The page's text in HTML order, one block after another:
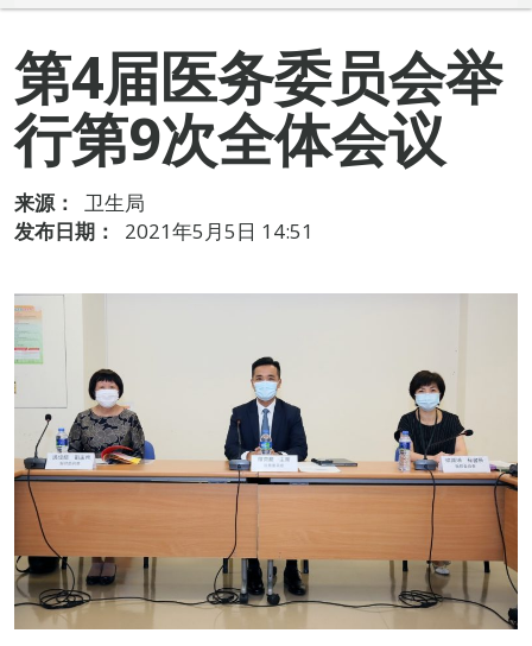
第4届医务委员会举
行第9次全体会议
来源：
卫生局
发布日期：
2021年5月5日 14:51